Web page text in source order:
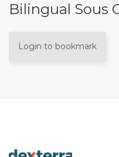
Bilingual Sous
Login to bookmark